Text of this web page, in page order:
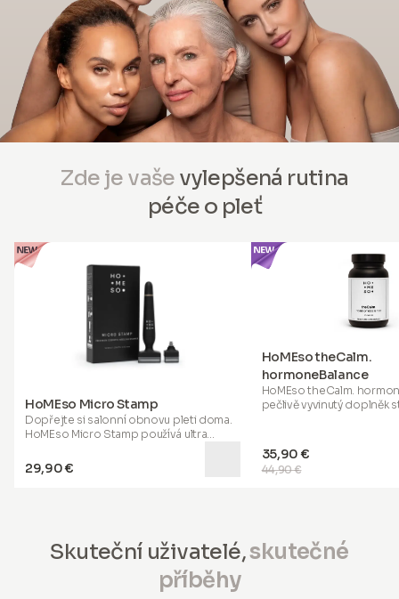
Zde je vaše vylepšená rutina
péče o pleť
HoMEso Micro Stamp
Dopřejte si salonní obnovu pleti doma.
HoMEso Micro Stamp používá ultra
pomáhají odhalit hladší, pevnější pleť a
zdravěji vypadající pokožku hlavy – bez
29,90 €
HoMEso theCalm.
hormoneBalance
HoMEso theCalm.
pečlivě vyvinutý doplněk
večerní rutinu vybranými
standardizovanými
44,90 €
35,90 €
Skuteční uživatelé,skutečné
příběhy